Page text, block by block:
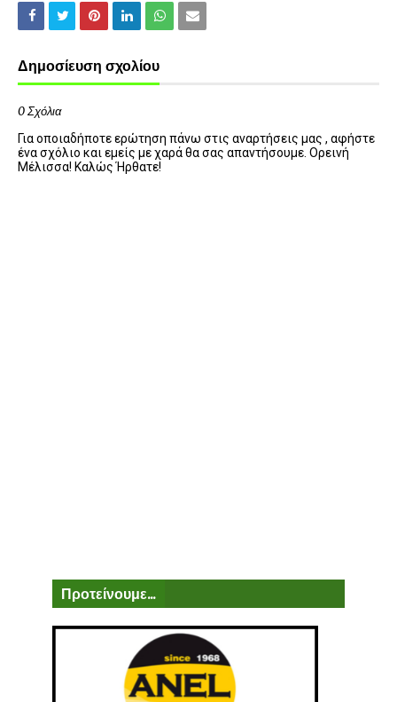
Δημοσίευση σχολίου
0 Σχόλια
Για οποιαδήποτε ερώτηση πάνω στις αναρτήσεις μας , αφήστε
ένα σχόλιο και εμείς με χαρά θα σας απαντήσουμε. Ορεινή
Μέλισσα! Καλώς Ήρθατε!
Προτείνουμε...